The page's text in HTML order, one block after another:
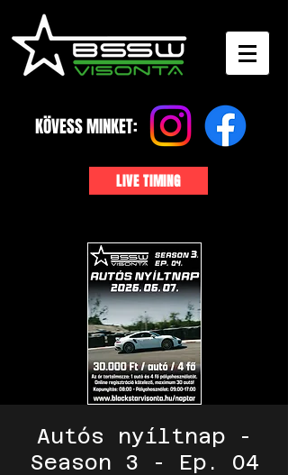
KÖVESS MINKET:
LIVE TIMING
Autós nyíltnap -
Season 3 - Ep. 04